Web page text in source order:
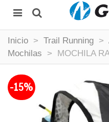
Inicio > Trail Running >
Mochilas
> MOCHILA
-15%